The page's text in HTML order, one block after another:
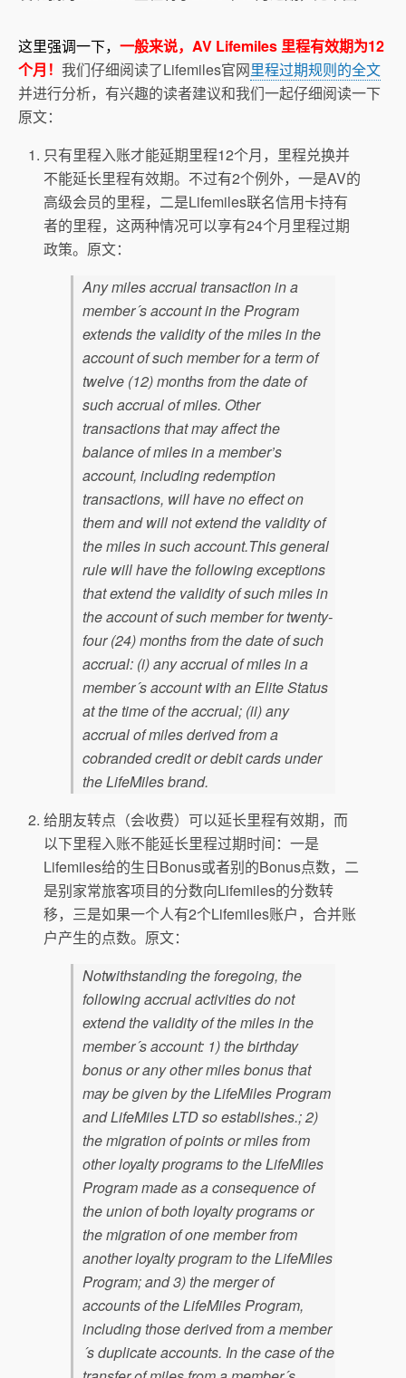
这里强调一下， 一般来说，AV Lifemiles 里程有效期为12
个月！ 我们仔细阅读了Lifemiles官网里程过期规则的全文
并进行分析，有兴趣的读者建议和我们一起仔细阅读一下
原文：
只有里程入账才能延期里程12个月，里程兑换并
不能延长里程有效期。不过有2个例外，一是AV的
高级会员的里程，二是Lifemiles联名信用卡持有
者的里程，这两种情况可以享有24个月里程过期
政策。原文：
Any miles accrual transaction in a
member´s account in the Program
extends the validity of the miles in the
account of such member for a term of
twelve (12) months from the date of
such accrual of miles. Other
transactions that may affect the
balance of miles in a member’s
account, including redemption
transactions, will have no effect on
them and will not extend the validity of
the miles in such account.This general
rule will have the following exceptions
that extend the validity of such miles in
the account of such member for twenty-
four (24) months from the date of such
accrual: (i) any accrual of miles in a
member´s account with an Elite Status
at the time of the accrual; (ii) any
accrual of miles derived from a
cobranded credit or debit cards under
the LifeMiles brand.
给朋友转点（会收费）可以延长里程有效期，而
以下里程入账不能延长里程过期时间：一是
Lifemiles给的生日Bonus或者别的Bonus点数，二
是别家常旅客项目的分数向Lifemiles的分数转
移，三是如果一个人有2个Lifemiles账户，合并账
户产生的点数。原文：
Notwithstanding the foregoing, the
following accrual activities do not
extend the validity of the miles in the
member´s account: 1) the birthday
bonus or any other miles bonus that
may be given by the LifeMiles Program
and LifeMiles LTD so establishes.; 2)
the migration of points or miles from
other loyalty programs to the LifeMiles
Program made as a consequence of
the union of both loyalty programs or
the migration of one member from
another loyalty program to the LifeMiles
Program; and 3) the merger of
accounts of the LifeMiles Program,
including those derived from a member
´s duplicate accounts. In the case of the